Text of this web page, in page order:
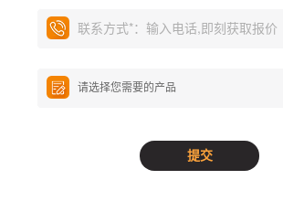
联系方式*：输入电话,即刻获取报价